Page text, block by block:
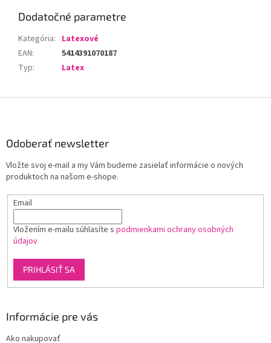
Dodatočné parametre
Kategória: Latexové
EAN:
5414391070187
Typ: Latex
Odoberať newsletter
Vložte svoj e-mail a my Vám budeme zasielať informácie o nových
produktoch na našom e-shope.
Email
Vložením e-mailu súhlasíte s podmienkami ochrany osobných
údajov
PRIHLÁSIŤ SA
Informácie pre vás
Ako nakupovať